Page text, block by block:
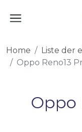
Home
Liste der
Oppo Reno13
Oppo